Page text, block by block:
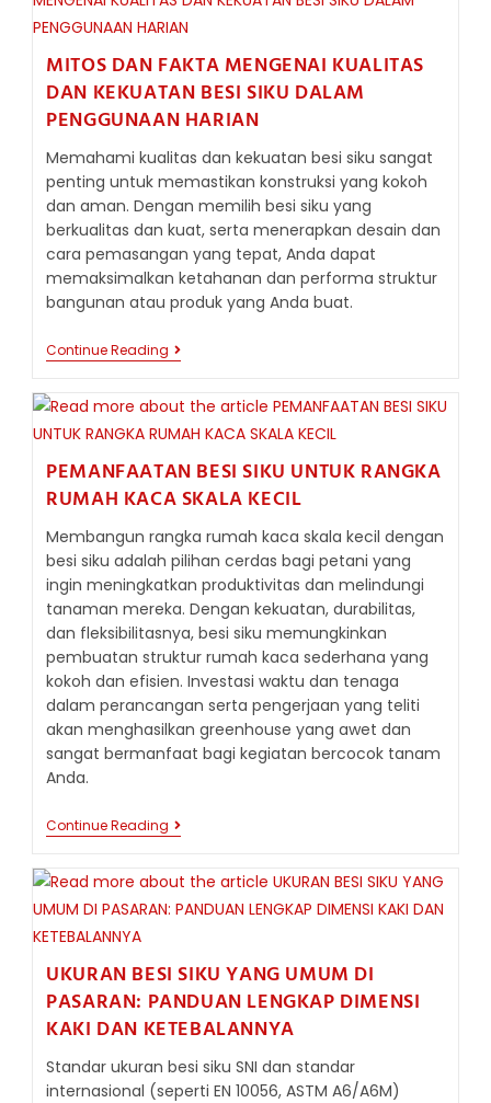
KOROSI:
STRATEGI
AMPUH
UNTUK
DURABILITAS
MAKSIMAL
DI
LINGKUNGAN
MITOS DAN FAKTA MENGENAI KUALITAS
DAN KEKUATAN BESI SIKU DALAM
PENGGUNAAN HARIAN
Memahami kualitas dan kekuatan besi siku sangat
penting untuk memastikan konstruksi yang kokoh
dan aman. Dengan memilih besi siku yang
berkualitas dan kuat, serta menerapkan desain dan
cara pemasangan yang tepat, Anda dapat
memaksimalkan ketahanan dan performa struktur
bangunan atau produk yang Anda buat.
Continue Reading MITOS
DAN
MENGENAI
DAN
BESI
SIKU
DALAM
PENGGUNAAN
HARIAN
PEMANFAATAN BESI SIKU UNTUK RANGKA
RUMAH KACA SKALA KECIL
Membangun rangka rumah kaca skala kecil dengan
besi siku adalah pilihan cerdas bagi petani yang
ingin meningkatkan produktivitas dan melindungi
tanaman mereka. Dengan kekuatan, durabilitas,
dan fleksibilitasnya, besi siku memungkinkan
pembuatan struktur rumah kaca sederhana yang
kokoh dan efisien. Investasi waktu dan tenaga
dalam perancangan serta pengerjaan yang teliti
akan menghasilkan greenhouse yang awet dan
sangat bermanfaat bagi kegiatan bercocok tanam
Anda.
Continue Reading PEMANFAATAN
BESI
UNTUK
RUMAH
KECIL
UKURAN BESI SIKU YANG UMUM DI
PASARAN: PANDUAN LENGKAP DIMENSI
KAKI DAN KETEBALANNYA
Standar ukuran besi siku SNI dan standar
internasional (seperti EN 10056, ASTM A6/A6M)